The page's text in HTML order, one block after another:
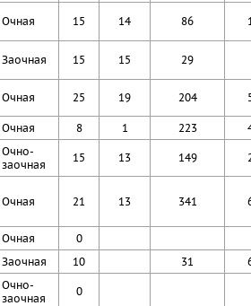
Очная 15 14 86
Заочная 15 15 29
Очная 25 19 204
Очная 8 1 223
Очно-
заочная
15 13 149
Очная 21 13 341
Очная
0
Заочная
10 31
Очно-
заочная
0